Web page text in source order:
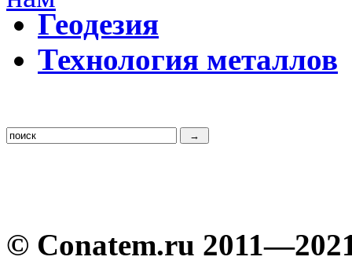
Геодезия
Технология металлов
© Conatem.ru